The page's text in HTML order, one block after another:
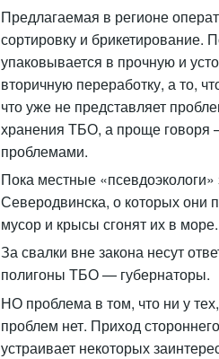
Предлагаемая в регионе
сортировку и брикетирование.
упаковывается в прочную и
вторичную переработку, а то,
что уже не представляет
хранения ТБО, а проще говоря
проблемами.
Пока местные
Северодвинска, о которых они
мусор и крысы сгонят их в
За свалки вне закона несут
полигоны ТБО — губернаторы.
НО проблема в том, что ни у
проблем нет. Приход
устраивает некоторых